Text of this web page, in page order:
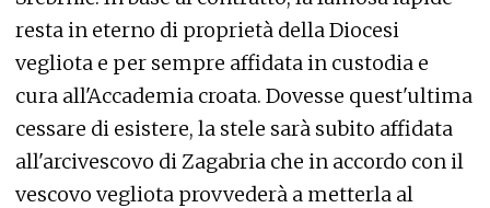
resta in eterno di proprietà della Diocesi
vegliota e per sempre affidata in custodia e
cura all'Accademia croata. Dovesse quest'ultima
cessare di esistere, la stele sarà subito affidata
all'arcivescovo di Zagabria che in accordo con il
vescovo vegliota provvederà a metterla al